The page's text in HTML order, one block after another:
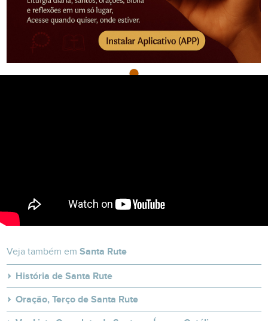
Veja também emSanta Rute
História de Santa Rute
Oração, Terço de Santa Rute